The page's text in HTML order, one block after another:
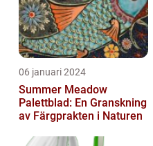
06 januari 2024
Summer Meadow
Palettblad: En Granskning
av Färgprakten i Naturen